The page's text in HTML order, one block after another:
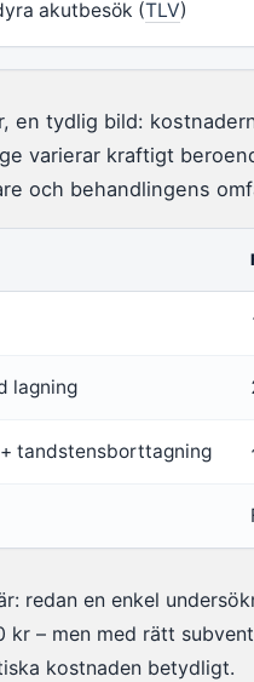
akutbesök (TLV)
en tydlig bild:
varierar kraftigt
och behandlingens
lagning
tandstensborttagning
redan en enkel
kr – men med rätt
kostnaden betydligt.